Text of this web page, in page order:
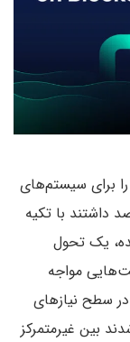
برای سیستم‌های
داشتند با تکیه
یک تحول
مواجه
در سطح نیازهای
بین غیرمتمرکز